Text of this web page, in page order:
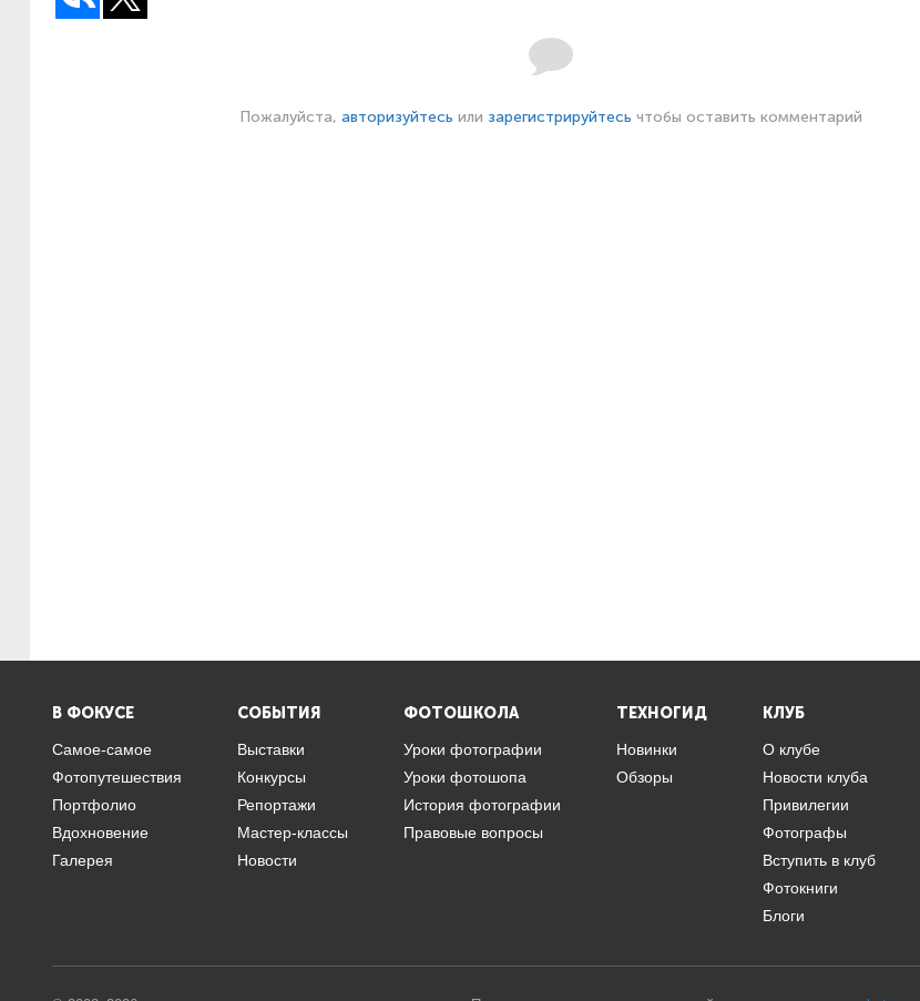
Пожалуйста, авторизуйтесь или зарегистрируйтесь чтобы оставить комментарий
В ФОКУСЕ
Самое-самое
Фотопутешествия
Портфолио
Вдохновение
Галерея
СОБЫТИЯ
Выставки
Конкурсы
Репортажи
Мастер-классы
Новости
ФОТОШКОЛА
Уроки фотографии
Уроки фотошопа
История фотографии
Правовые вопросы
ТЕХНОГИД
Новинки
Обзоры
КЛУБ
О клубе
Новости клуба
Привилегии
Фотографы
Вступить в клуб
Фотокниги
Блоги